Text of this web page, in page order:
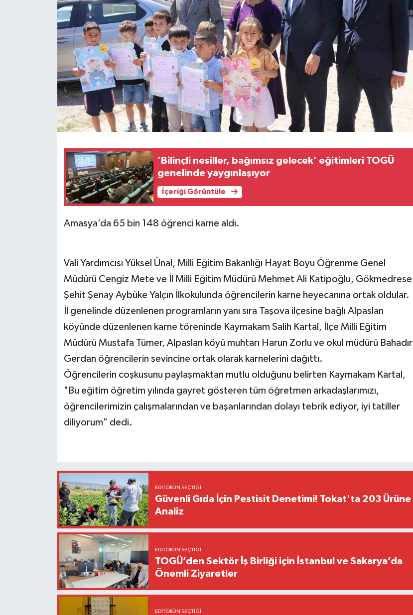
'Bilinçli nesiller, bağımsız gelecek' eğitimleri TOGÜ
genelinde yaygınlaşıyor
İçeriği Görüntüle
Amasya’da 65 bin 148 öğrenci karne aldı.
Vali Yardımcısı Yüksel Ünal, Milli Eğitim Bakanlığı Hayat Boyu Öğrenme Genel
Müdürü Cengiz Mete ve İl Milli Eğitim Müdürü Mehmet Ali Katipoğlu, Gökmedrese
Şehit Şenay Aybüke Yalçın İlkokulunda öğrencilerin karne heyecanına ortak oldular.
İl genelinde düzenlenen programların yanı sıra Taşova ilçesine bağlı Alpaslan
köyünde düzenlenen karne töreninde Kaymakam Salih Kartal, İlçe Milli Eğitim
Müdürü Mustafa Tümer, Alpaslan köyü muhtarı Harun Zorlu ve okul müdürü Bahadır
Gerdan öğrencilerin sevincine ortak olarak karnelerini dağıttı.
Öğrencilerin coşkusunu paylaşmaktan mutlu olduğunu belirten Kaymakam Kartal,
"Bu eğitim öğretim yılında gayret gösteren tüm öğretmen arkadaşlarımızı,
öğrencilerimizin çalışmalarından ve başarılarından dolayı tebrik ediyor, iyi tatiller
diliyorum" dedi.
EDITÖRÜN SEÇTIĞI
Güvenli Gıda İçin Pestisit Denetimi! Tokat'ta 203 Ürüne
Analiz
EDITÖRÜN SEÇTIĞI
TOGÜ’den Sektör İş Birliği için İstanbul ve Sakarya’da
Önemli Ziyaretler
EDITÖRÜN SEÇTIĞI
Teknoloji
Tokat Haberleri